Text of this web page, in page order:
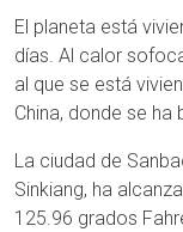
El planeta está
días. Al calor
al que se está
China, donde se
La ciudad de
Sinkiang, ha
125.96 grados